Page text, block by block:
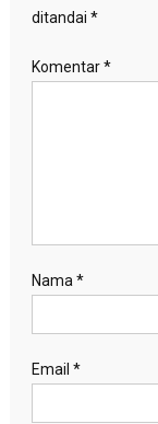
ditandai *
Komentar*
Nama *
Email *